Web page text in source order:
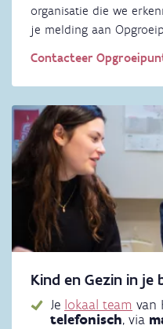
organisatie die we
je melding aan
Contacteer
Kind en Gezin in je
Je lokaal team van
telefonisch, via